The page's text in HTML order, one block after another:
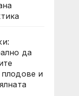
да
и